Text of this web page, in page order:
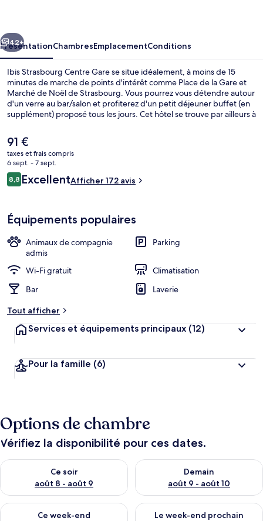
Suivant
42+
PrésentationChambresEmplacementConditions
Ibis Strasbourg Centre Gare se situe idéalement, à moins de 15
minutes de marche de points d'intérêt comme Place de la Gare et
Marché de Noël de Strasbourg. Vous pourrez vous détendre autour
d'un verre au bar/salon et profiterez d'un petit déjeuner buffet (en
supplément) proposé tous les jours. Cet hôtel se trouve par ailleurs à
Strasbourg. Les autres voyageurs adorent le personnel attentionné.
Les transports publics sont rapidement accessibles à pied : Station
de tramway Gare Centrale se situe à quelques pas et Station de
tramway Faubourg National, à 4 min de marche à peine.
Le
prix
actuel
est
de
91 €
taxes et frais compris
6 sept. - 7 sept.
Avis
voyageurs
8,88,8 sur 10
ExcellentAfficher 172 avis
Équipements populaires
Animaux de compagnie
admis
Parking
Wi-Fi gratuit
Climatisation
Bar
Laverie
Tout afficher
Services et équipements principaux (12)
Pour la famille (6)
Options de chambre
Vérifiez la disponibilité pour ces dates.
Ce soir
août 8 - août 9
Vérifier la disponibilité pour ce soir août 8 - août 9
Demain
août 9 - août 10
Vérifier la disponibilité pour
Ce week-end
Vérifier la disponibilité pour ce week-end août 14 - août 16
Le week-end prochain
Vérifier la disponibilité pour